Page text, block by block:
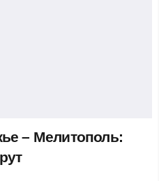
– Мелитополь: